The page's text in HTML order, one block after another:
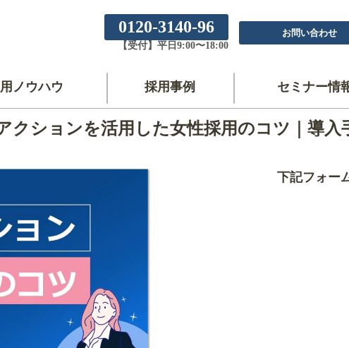
0120-3140-96
【受付】平日9:00〜18:00
お問い合わせ
ノウハウ 採用事例 セミナー情
クションを活用した女性採用のコツ｜導入
下記フォー